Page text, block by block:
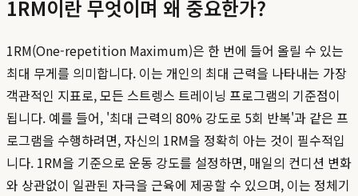
1RM이란 무엇이며 왜 중요한가?
1RM(One-repetition Maximum)은 한 번에 들어 올릴 수 있는
최대 무게를 의미합니다. 이는 개인의 최대 근력을 나타내는 가장
객관적인 지표로, 모든 스트렝스 트레이닝 프로그램의 기준점이
됩니다. 예를 들어, '최대 근력의 80% 강도로 5회 반복'과 같은 프
로그램을 수행하려면, 자신의 1RM을 정확히 아는 것이 필수적입
니다. 1RM을 기준으로 운동 강도를 설정하면, 매일의 컨디션 변화
와 상관없이 일관된 자극을 근육에 제공할 수 있으며, 이는 정체기